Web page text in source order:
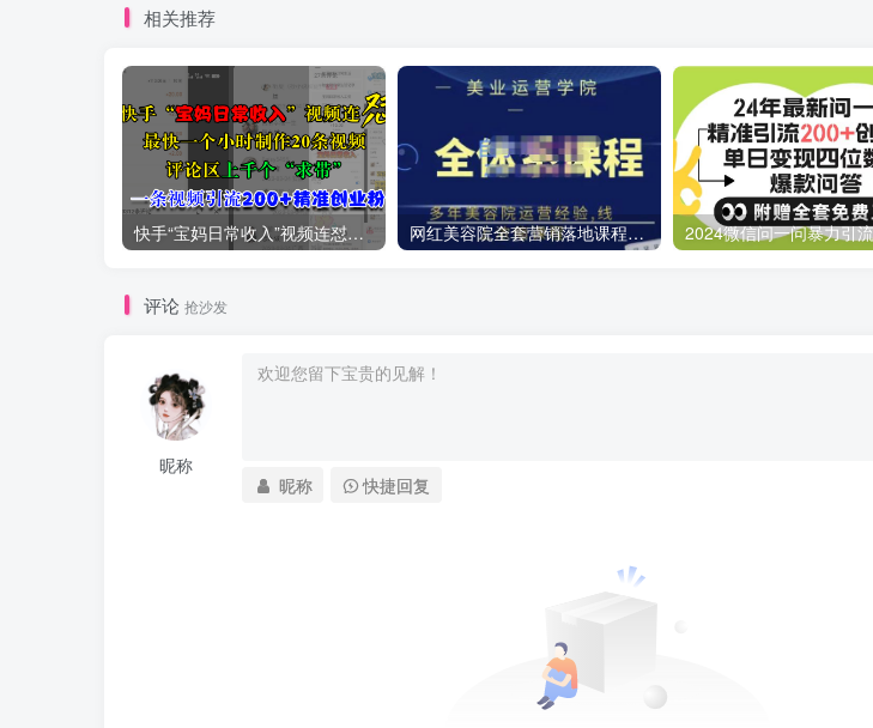
相关推荐
快手“宝妈日常收入”视频连怼，最快一个小时制作20条视频，评论区上千个“求带”，一条视频引流200+精准创业粉 网红美容院全套营销落地课程，多年美容院运营经验，线上浓缩课程
评论 抢沙发
昵称
昵称 快捷回复